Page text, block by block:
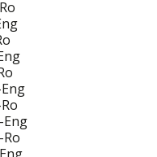
Eng
Ro